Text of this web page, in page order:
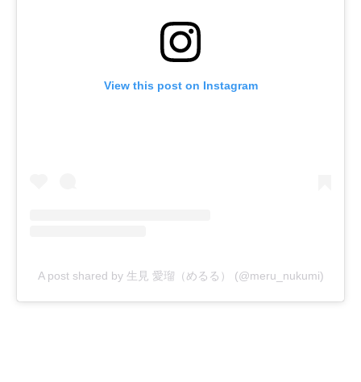
View this post on Instagram
A post shared by 生見 愛瑠（めるる） (@meru_nukumi)